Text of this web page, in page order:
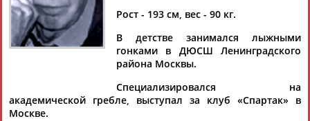
Евгений
ДУЛЕЕВ
Ваш запрос: "Евгений Дулеев"
Документы 1-1 из 1 найденных уникальных документов
Рост - 193 см, вес - 90 кг.
В детстве занимался лыжными
гонками в ДЮСШ Ленинградского
района Москвы.
Специализировался на
академической гребле, выступал за клуб «Спартак» в
Москве.